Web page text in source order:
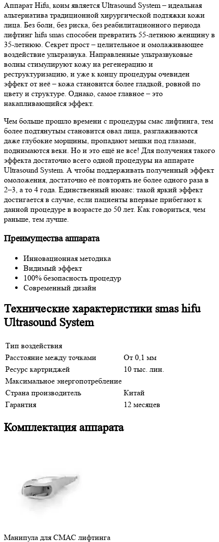
Аппарат Hifu, коим является Ultrasound System – идеальная
альтернатива традиционной хирургической подтяжки кожи
лица. Без боли, без риска, без реабилитационного периода
лифтинг hifu smas способен превратить 55-летнюю женщину в
35-летнюю. Секрет прост – целительное и омолаживающее
воздействие ультразвука. Направленные ультразвуковые
волны стимулируют кожу на регенерацию и
реструктуризацию, и уже к концу процедуры очевиден
эффект от неё – кожа становится более гладкой, ровной по
цвету и структуре. Однако, самое главное – это
накапливающийся эффект.
Чем больше прошло времени с процедуры смас лифтинга, тем
более подтянутым становится овал лица, разглаживаются
даже глубокие морщины, пропадают мешки под глазами,
поднимаются веки. Но и это ещё не все! Для получения такого
эффекта достаточно всего одной процедуры на аппарате
Ultrasound System. А чтобы поддерживать полученный эффект
омоложения, достаточно её повторять не более одного раза в
2–3, а то 4 года. Единственный нюанс: такой яркий эффект
достигается в случае, если пациенты впервые прибегают к
данной процедуре в возрасте до 50 лет. Как говориться, чем
раньше, тем лучше.
Преимущества аппарата
Инновационная методика
Видимый эффект
100% безопасность процедур
Современный дизайн
Технические характеристики smas hifu
Ultrasound System
Тип воздействия
Расстояние между точками
От 0,1 мм
Ресурс картриджей
10 тыс. лин.
Максимальное энергопотребление
Страна производитель
Китай
Гарантия
12 месяцев
Комплектация аппарата
Манипула для СМАС лифтинга